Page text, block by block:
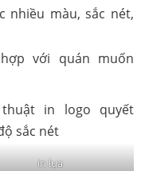
nhiều màu, sắc nét,
với quán muốn
in lụa